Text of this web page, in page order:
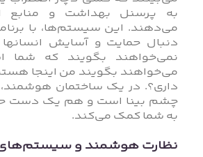
به پرسنل بهداشت و منابع
می‌دهند. این سیستم‌ها، با
دنبال حمایت و آسایش
نمی‌خواهند بگویند که شما
می‌خواهند بگویند من اینجا
داری؟. در یک ساختمان
چشم بینا است و هم یک دست
به شما کمک می‌کند.
نظارت هوشمند و